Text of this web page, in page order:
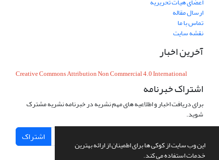
این وب سایت از کوکی ها برای اطمینان از ارائه بهترین
خدمات استفاده می کند.
ارسال مقاله
تماس با ما
نقشه سایت
آخرین اخبار
Creative Commons Attribution Non Commercial 4.0 International
اشتراک خبرنامه
برای دریافت اخبار و اطلاعیه های مهم نشریه در خبرنامه نشریه مشترک
شوید.
اشتراک